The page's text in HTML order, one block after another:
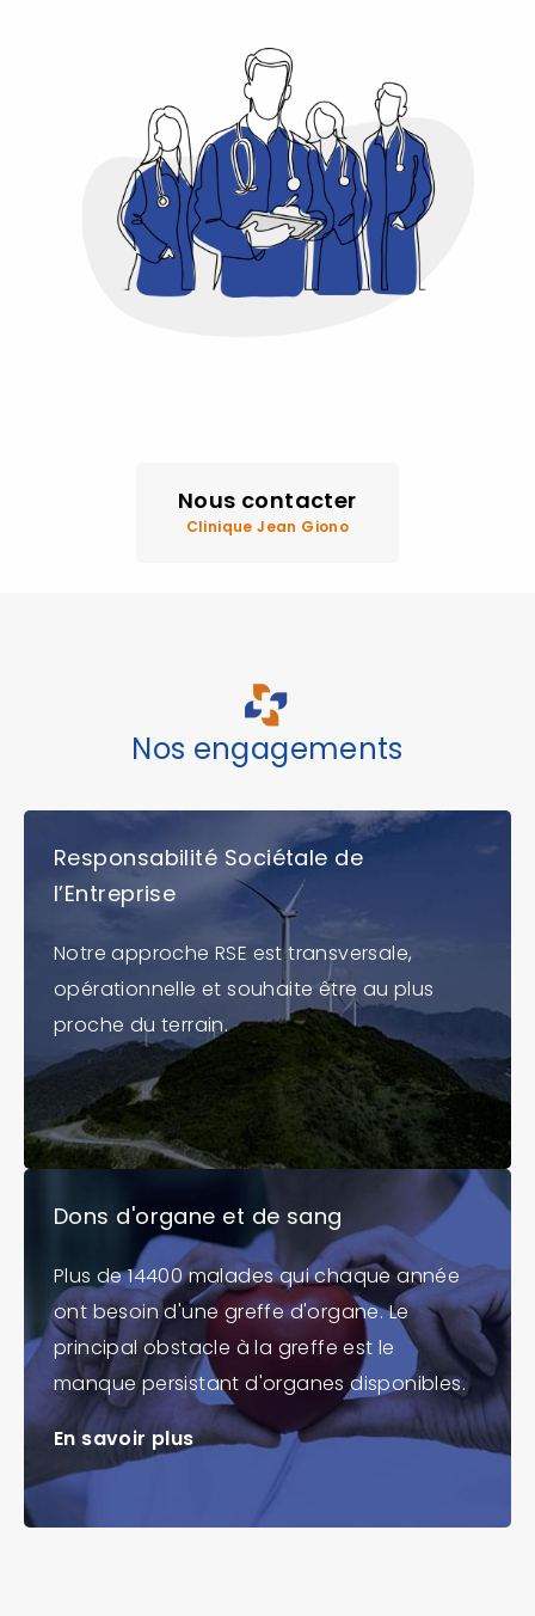
Nous contacter
Clinique Jean Giono
Nos engagements
Responsabilité Sociétale de
l’Entreprise
Notre approche RSE est transversale,
opérationnelle et souhaite être au plus
proche du terrain.
Dons d'organe et de sang
Plus de 14400 malades qui chaque année
ont besoin d'une greffe d'organe. Le
principal obstacle à la greffe est le
manque persistant d'organes disponibles.
En savoir plus